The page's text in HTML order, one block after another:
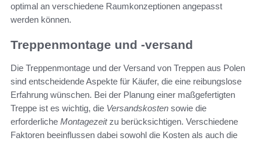
optimal an verschiedene Raumkonzeptionen angepasst
werden können.
Treppenmontage und -versand
Die Treppenmontage und der Versand von Treppen aus Polen
sind entscheidende Aspekte für Käufer, die eine reibungslose
Erfahrung wünschen. Bei der Planung einer maßgefertigten
Treppe ist es wichtig, die Versandskosten sowie die
erforderliche Montagezeitzu berücksichtigen. Verschiedene
Faktoren beeinflussen dabei sowohl die Kosten als auch die